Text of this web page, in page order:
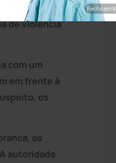
Batalhão de
de violência
com um
em frente à
os
os
autoridade
Fecha em